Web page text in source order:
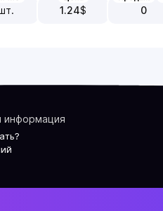
1.24$ 0
информация